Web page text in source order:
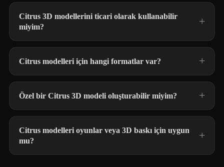
Citrus 3D modellerini ticari olarak kullanabilir
miyim?
Citrus modelleri için hangi formatlar var?
Özel bir Citrus 3D modeli oluşturabilir miyim?
Citrus modelleri oyunlar veya 3D baskı için uygun
mu?